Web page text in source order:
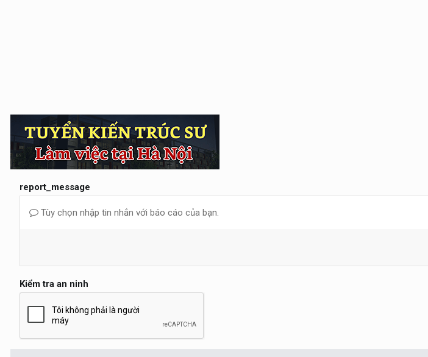
report_message
Tùy chọn nhập tin nhắn với báo cáo của bạn.
Kiểm tra an ninh